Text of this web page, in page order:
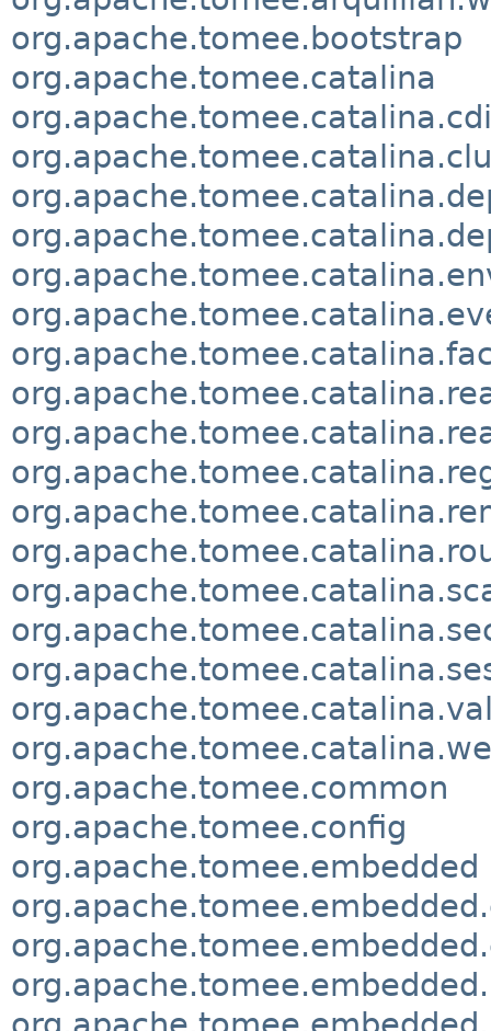
org.apache.tomee.bootstrap
org.apache.tomee.catalina
org.apache.tomee.catalina.cdi
org.apache.tomee.common
org.apache.tomee.config
org.apache.tomee.embedded